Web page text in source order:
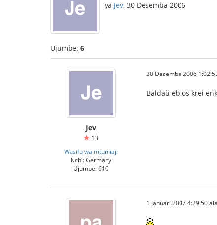
ya Jev, 30 Desemba 2006
Ujumbe: 6
Jev
13
Wasifu wa mtumiaji
Nchi: Germany
Ujumbe: 610
30 Desemba 2006
Baldaŭ eblos krei
1 Januari 2007 4:29:50